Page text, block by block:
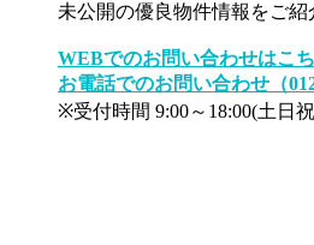
未公開の優良物件情報をご紹
WEBでのお問い合わせはこ
お電話でのお問い合わせ（
※受付時間 9:00～18:00(土日